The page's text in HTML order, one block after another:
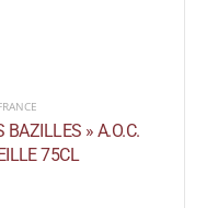
BAZILLES » A.O.C.
75CL